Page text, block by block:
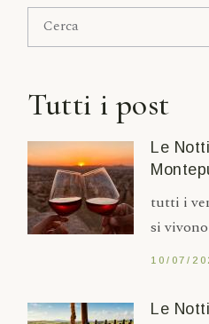
Tutti i post
Le
tutti i
si vivono
10/07/
Le